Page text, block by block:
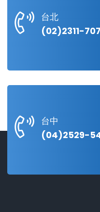
台北
(02)2311-
台中
(04)2529-